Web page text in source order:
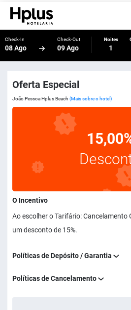
Check-In
08 Ago
Check-Out
09 Ago
Noites
1
Oferta Especial
João Pessoa Hplus Beach (Mais sobre o hotel)
O Incentivo
Ao escolher o Tarifário: Cancelamento
um desconto de 15%.
Políticas de Depósito / Garantia
Políticas de Cancelamento